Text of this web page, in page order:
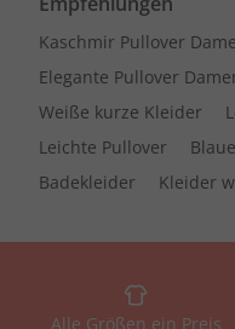
Kaschmir Pullover
Elegante Pullover
Weiße kurze Kleider
Leichte Pullover
Badekleider
Kleider
Alle Größen ein Preis